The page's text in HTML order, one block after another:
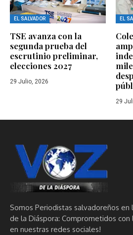
EL SALVADOR
TSE avanza con la
segunda prueba del
escrutinio preliminar,
elecciones 2027
29 Julio, 2026
EL
29
Somos Periodistas salvadoreños
de la Diáspora: Comprometidos con
en nuestras redes sociales!